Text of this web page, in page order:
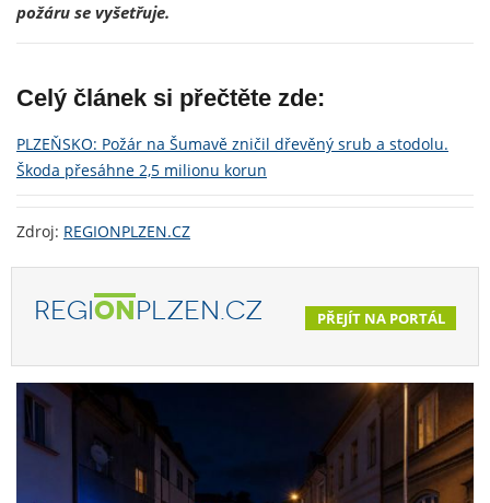
požáru se vyšetřuje.
Celý článek si přečtěte zde:
PLZEŇSKO: Požár na Šumavě zničil dřevěný srub a stodolu.
Škoda přesáhne 2,5 milionu korun
Zdroj: REGIONPLZEN.CZ
REGIONPLZEN.CZ PŘEJÍT NA PORTÁL